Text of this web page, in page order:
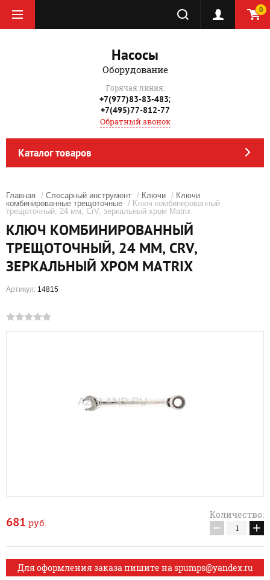
0
Насосы
Оборудование
Горячая линия:
+7(977)83-83-483;
+7(495)77-812-77
Обратный звонок
Каталог товаров
Главная / Слесарный инструмент / Ключи / Ключи
комбинированные трещоточные / Ключ комбинированный
трещоточный, 24 мм, CrV, зеркальный хром Matrix
КЛЮЧ КОМБИНИРОВАННЫЙ
ТРЕЩОТОЧНЫЙ, 24 ММ, CRV,
ЗЕРКАЛЬНЫЙ ХРОМ MATRIX
Артикул: 14815
681 руб.
Количество:
− +
Для оформления заказа пишите на spumps@yandex.ru